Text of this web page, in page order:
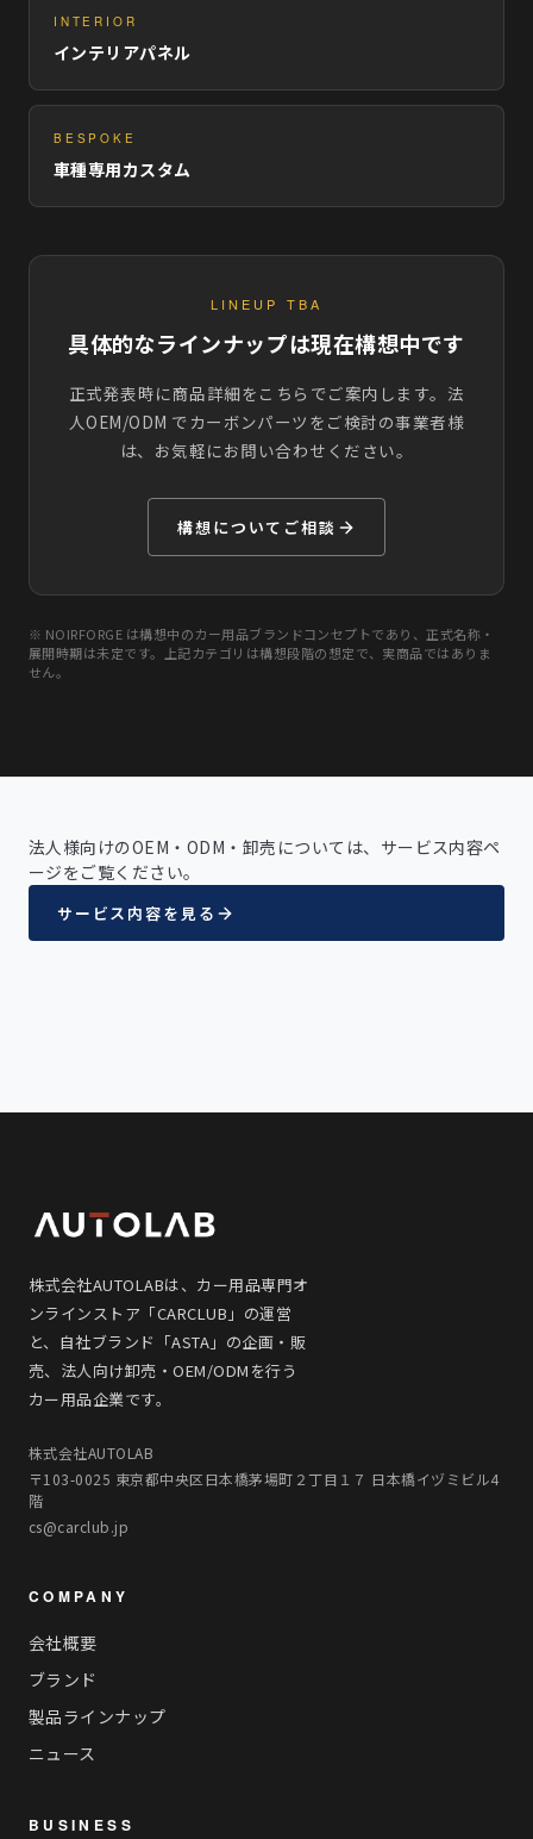
INTERIOR
インテリアパネル
BESPOKE
車種専用カスタム
LINEUP TBA
具体的なラインナップは現在構想中です
正式発表時に商品詳細をこちらでご案内します。法
人OEM/ODM でカーボンパーツをご検討の事業者様
は、お気軽にお問い合わせください。
構想についてご相談
※ NOIRFORGE は構想中のカー用品ブランドコンセプトであり、正式名称・
展開時期は未定です。上記カテゴリは構想段階の想定で、実商品ではありま
せん。
法人様向けのOEM・ODM・卸売については、サービス内容ペ
ージをご覧ください。
サービス内容を見る
株式会社AUTOLABは、カー用品専門オ
ンラインストア「CARCLUB」の運営
と、自社ブランド「ASTA」の企画・販
売、法人向け卸売・OEM/ODMを行う
カー用品企業です。
株式会社AUTOLAB
〒103-0025 東京都中央区日本橋茅場町２丁目１７ 日本橋イヅミビル4
階
cs@carclub.jp
COMPANY
会社概要
ブランド
製品ラインナップ
ニュース
BUSINESS